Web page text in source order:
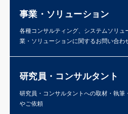
事業・ソリューション
各種コンサルティング、システムソリュ
業・ソリューションに関するお問い合わ
研究員・コンサルタント
研究員・コンサルタントへの取材・執筆
やご依頼